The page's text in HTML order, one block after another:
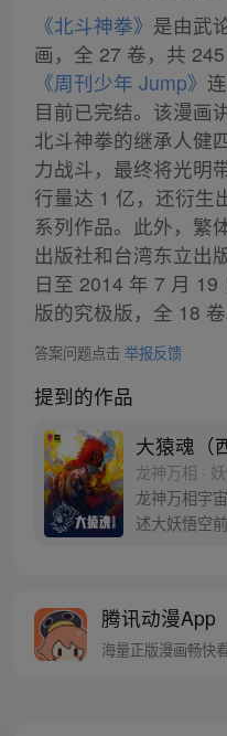
《北斗神拳》 是由武
画，全 27 卷，共
《周刊少年 Jump》
目前已完结。该漫画
北斗神拳的继承人健
力战斗，最终将光明
行量达 1 亿，还衍生
系列作品。此外，繁
出版社和台湾东立出
日至 2014 年 7 月
版的究极版，全 18 卷
答案问题点击 举报反馈
提到的作品
大猿魂（
龙神万相 ·
龙神万相宇
述大妖悟空
人…六十年
护族人的希
腾讯动漫App
海量正版漫画畅快